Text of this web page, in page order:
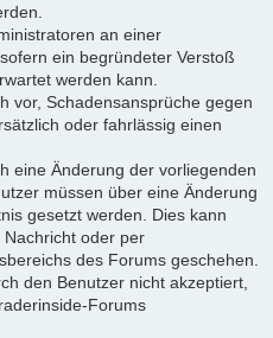
an einer
ein begründeter Verstoß
werden kann.
vor, Schadensansprüche gegen
oder fahrlässig einen
eine Änderung der vorliegenden
müssen über eine Änderung
gesetzt werden. Dies kann
oder per
des Forums geschehen.
den Benutzer nicht akzeptiert,
Forums